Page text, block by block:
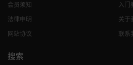
会员须知
法律申明
网站协议
入门
关于
联系
搜索